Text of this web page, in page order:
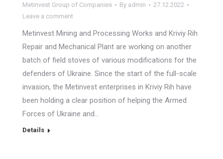
Metinvest Group of Companies By admin
27.12.2022
Leave a comment
Metinvest Mining and Processing Works and Kriviy Rih
Repair and Mechanical Plant are working on another
batch of field stoves of various modifications for the
defenders of Ukraine. Since the start of the full-scale
invasion, the Metinvest enterprises in Kriviy Rih have
been holding a clear position of helping the Armed
Forces of Ukraine and…
Details